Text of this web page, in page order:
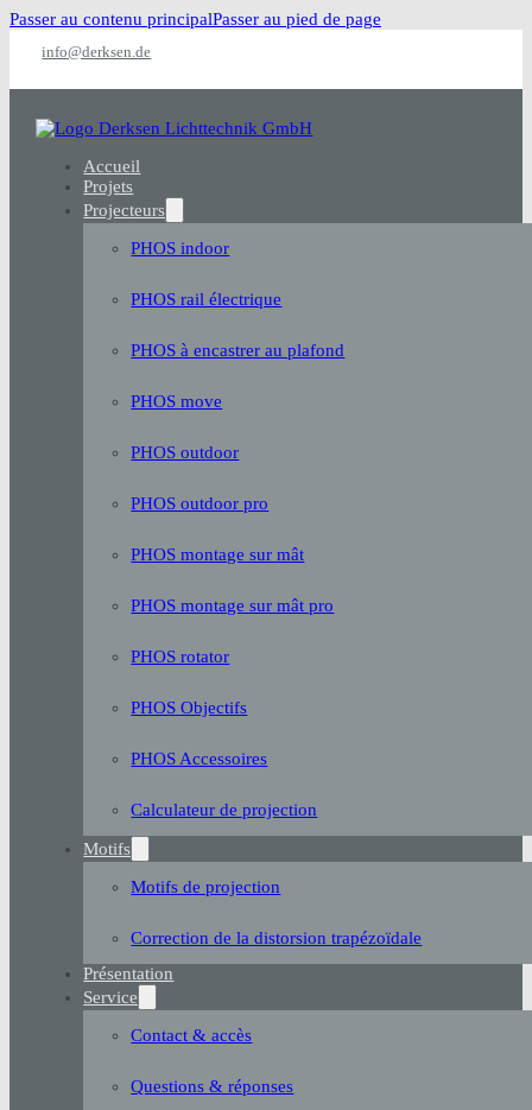
Passer au contenu principalPasser au pied de page
info@derksen.de
Accueil
Projets
Projecteurs
PHOS indoor
PHOS rail électrique
PHOS à encastrer au plafond
PHOS move
PHOS outdoor
PHOS outdoor pro
PHOS montage sur mât
PHOS montage sur mât pro
PHOS rotator
PHOS Objectifs
PHOS Accessoires
Calculateur de projection
Motifs
Motifs de projection
Correction de la distorsion trapézoïdale
Présentation
Service
Contact & accès
Questions & réponses